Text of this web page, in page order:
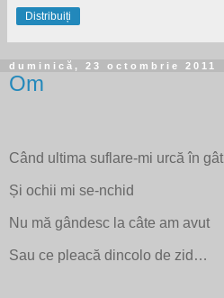
Distribuiți
duminică, 23 octombrie 2011
Om
Când ultima suflare-mi urcă în gât
Și ochii mi se-nchid
Nu mă gândesc la câte am avut
Sau ce pleacă dincolo de zid…